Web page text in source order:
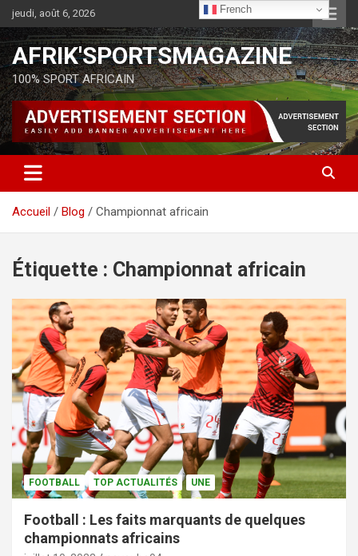
jeudi, août 6, 2026
AFRIK'SPORTSMAGAZINE
100% SPORT AFRICAIN
Accueil Blog Championnat africain
Étiquette : Championnat africain
FOOTBALL TOP ACTUALITÉS UNE
Football : Les faits marquants de quelques
championnats africains
French